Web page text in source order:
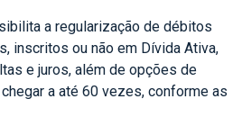
a regularização de débitos
inscritos ou não em Dívida Ativa,
e juros, além de opções de
a até 60 vezes, conforme as